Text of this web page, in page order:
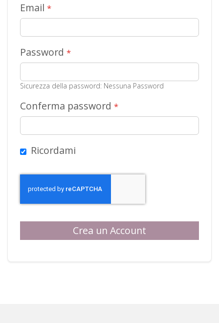
Email
Password
Sicurezza della password: Nessuna Password
Conferma password
Ricordami
Crea un Account